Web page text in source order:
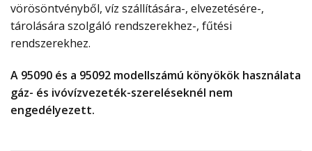
vörösöntvényből, víz szállítására-, elvezetésére-,
tárolására szolgáló rendszerekhez-, fűtési
rendszerekhez.
A 95090 és a 95092 modellszámú könyökök használata
gáz- és ivóvízvezeték-​szereléseknél nem
engedélyezett.